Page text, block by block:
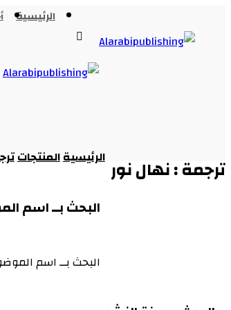
الرئيسية
ترجمة : نهال نور الرئيسيةالمنتجات
البحث بــ اسم
البحث بــ اسم